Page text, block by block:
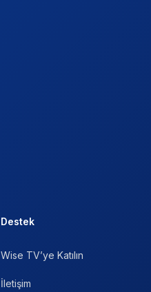
Destek
Wise TV’ye Katılın
İletişim